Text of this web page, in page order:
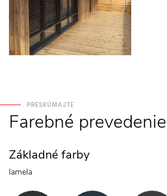
PRESKÚMAJTE
Farebné prevedenie
Základné farby
lamela